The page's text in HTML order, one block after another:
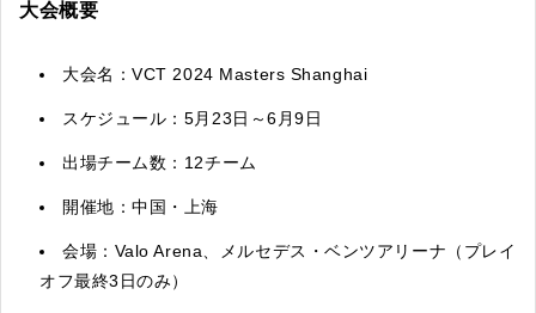
大会概要
大会名：VCT 2024 Masters Shanghai
スケジュール：5月23日～6月9日
出場チーム数：12チーム
開催地：中国・上海
会場：Valo Arena、メルセデス・ベンツアリーナ（プレイ
オフ最終3日のみ）